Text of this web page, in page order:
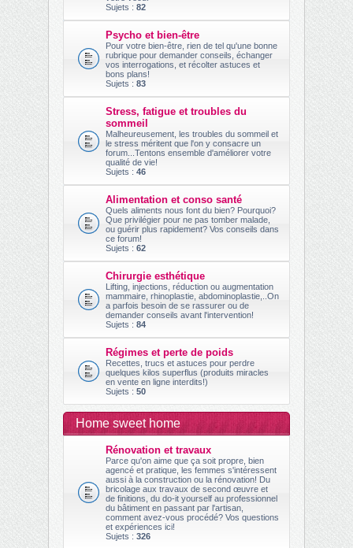
Sujets : 82
Psycho et bien-être
Pour votre bien-être, rien de tel qu'une bonne
rubrique pour demander conseils, échanger
vos interrogations, et récolter astuces et
bons plans!
Sujets : 83
Stress, fatigue et troubles du
sommeil
Malheureusement, les troubles du sommeil et
le stress méritent que l'on y consacre un
forum...Tentons ensemble d'améliorer votre
qualité de vie!
Sujets : 46
Alimentation et conso santé
Quels aliments nous font du bien? Pourquoi?
Que privilégier pour ne pas tomber malade,
ou guérir plus rapidement? Vos conseils dans
ce forum!
Sujets : 62
Chirurgie esthétique
Lifting, injections, réduction ou augmentation
mammaire, rhinoplastie, abdominoplastie,..On
a parfois besoin de se rassurer ou de
demander conseils avant l'intervention!
Sujets : 84
Régimes et perte de poids
Recettes, trucs et astuces pour perdre
quelques kilos superflus (produits miracles
en vente en ligne interdits!)
Sujets : 50
Home sweet home
Rénovation et travaux
Parce qu'on aime que ça soit propre, bien
agencé et pratique, les femmes s'intéressent
aussi à la construction ou la rénovation! Du
bricolage aux travaux de second œuvre et
de finitions, du do-it yourself au professionnel
du bâtiment en passant par l'artisan,
comment avez-vous procédé? Vos questions
et expériences ici!
Sujets : 326